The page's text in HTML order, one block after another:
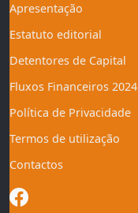
Apresentação
Estatuto editorial
Detentores de Capital
Fluxos Financeiros 2024
Política de Privacidade
Termos de utilização
Contactos